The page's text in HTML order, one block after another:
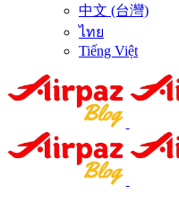
中文 (台灣)
ไทย
Tiếng Việt